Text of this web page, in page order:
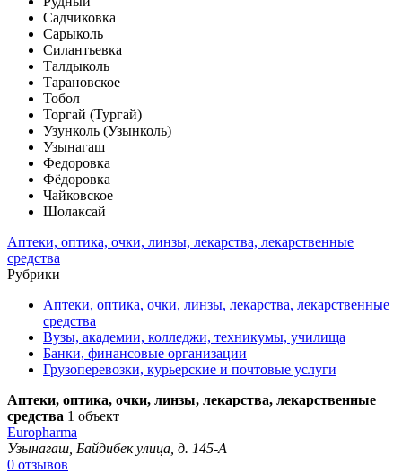
Садчиковка
Сарыколь
Силантьевка
Талдыколь
Тарановское
Тобол
Торгай (Тургай)
Узунколь (Узынколь)
Узынагаш
Федоровка
Фёдоровка
Чайковское
Шолаксай
Аптеки, оптика, очки, линзы, лекарства, лекарственные
средства
Рубрики
Аптеки, оптика, очки, линзы, лекарства, лекарственные
средства
Вузы, академии, колледжи, техникумы, училища
Банки, финансовые организации
Грузоперевозки, курьерские и почтовые услуги
Аптеки, оптика, очки, линзы, лекарства, лекарственные
средства 1 объект
Europharma
Узынагаш, Байдибек улица, д. 145-А
0 отзывов